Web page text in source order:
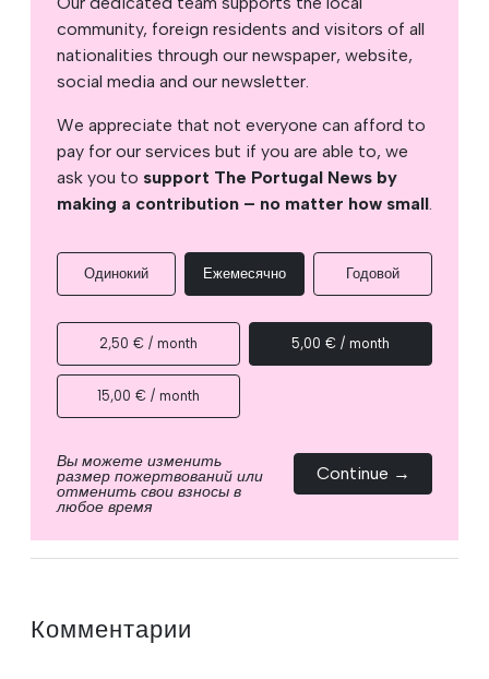
community, foreign residents and visitors of all
nationalities through our newspaper, website,
social media and our newsletter.
We appreciate that not everyone can afford to
pay for our services but if you are able to, we
ask you to support The Portugal News by
making a contribution – no matter how small.
Одинокий Ежемесячно Годовой
2,50 € / month 5,00 € / month
15,00 € / month
Вы можете изменить
размер пожертвований или
отменить свои взносы в
любое время
Continue →
Комментарии